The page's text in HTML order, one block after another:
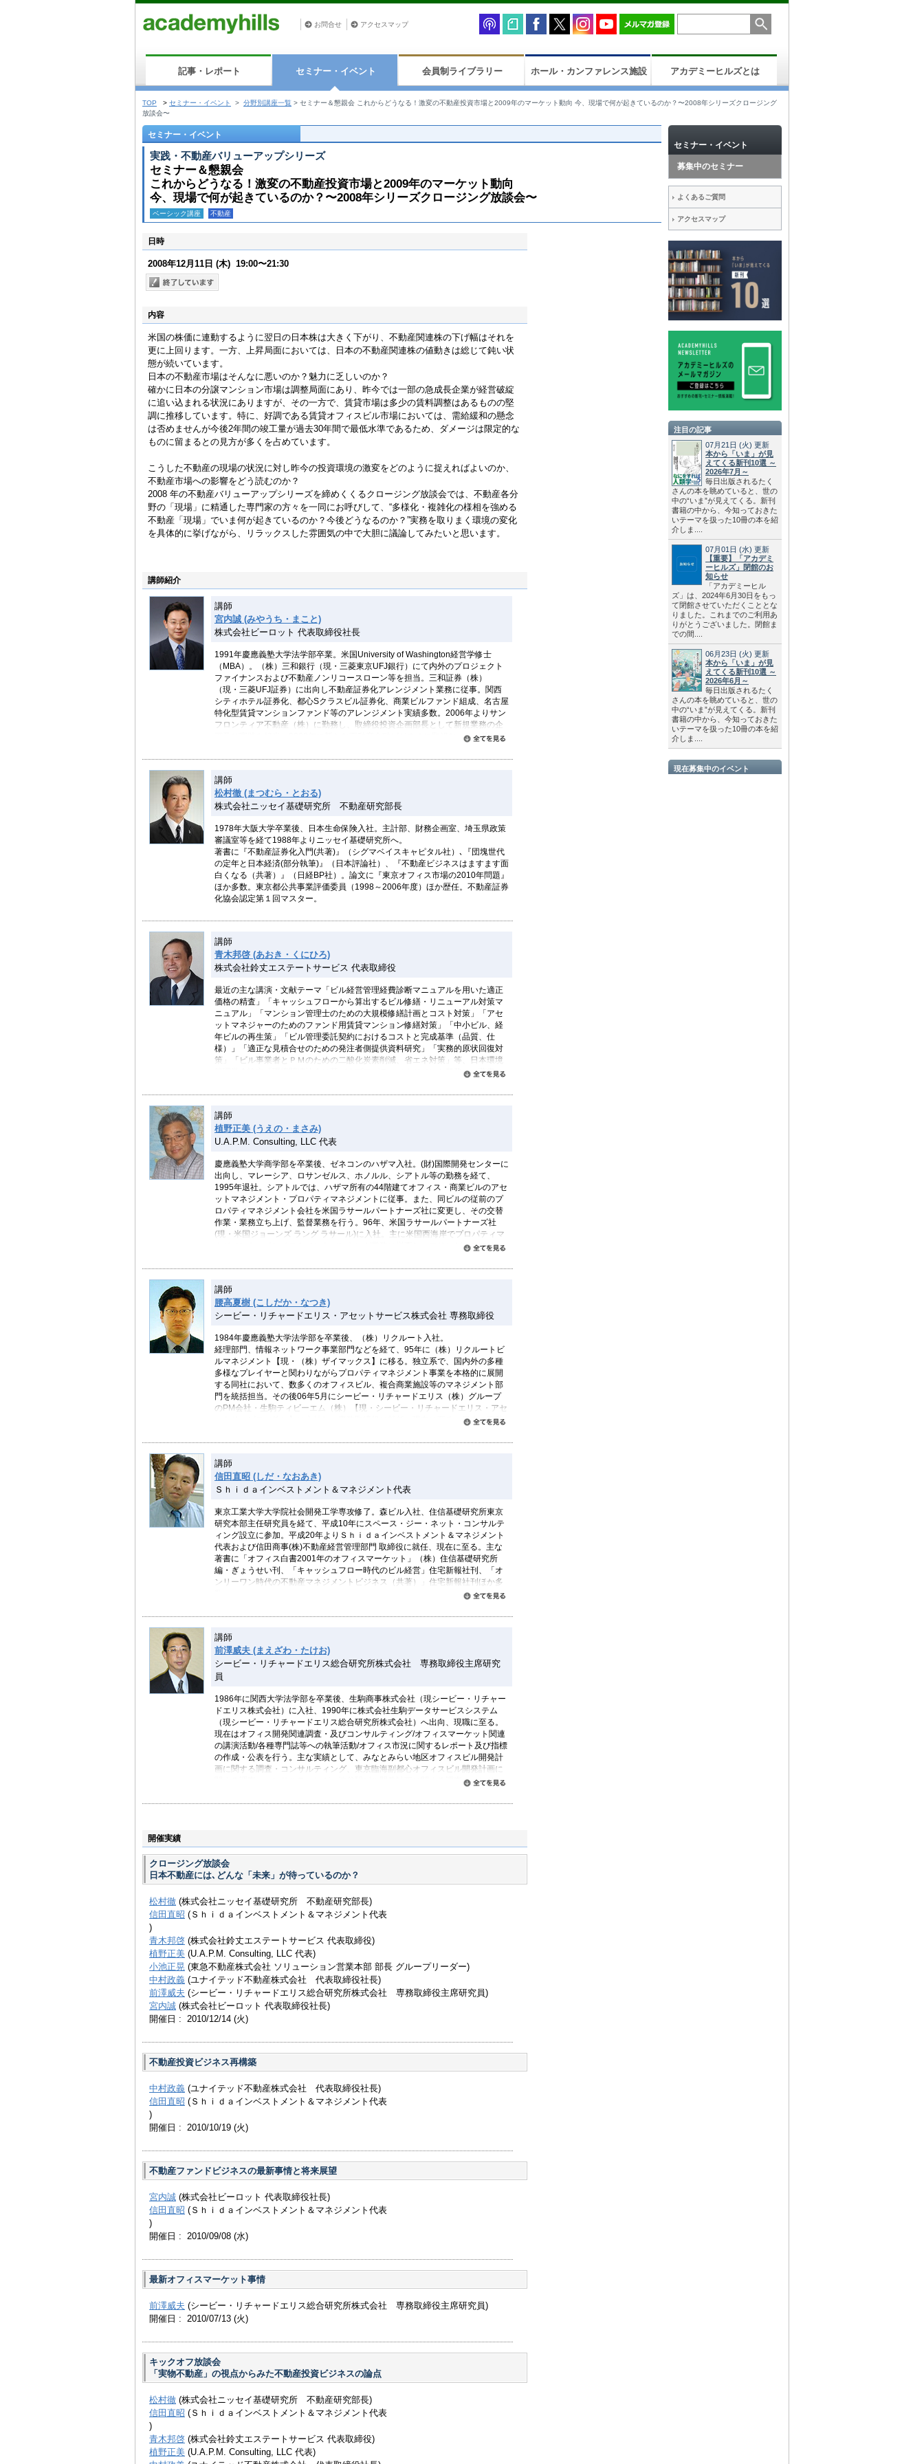
お問合せ アクセスマップ
記事・レポート セミナー・イベント 会員制ライブラリー ホール・カンファレンス施設 アカデミーヒルズとは
TOP > セミナー・イベント > 分野別講座一覧 > セミナー＆懇親会 これからどうなる！激変の不動産投資市場と2009年のマーケット動向 今、現場で何が起きているのか？〜2008年シリーズクロージング
放談会〜
セミナー・イベント
実践・不動産バリューアップシリーズ
セミナー＆懇親会
これからどうなる！激変の不動産投資市場と2009年のマーケット動向
今、現場で何が起きているのか？〜2008年シリーズクロージング放談会〜
ベーシック講座 不動産
日時
2008年12月11日 (木) 19:00〜21:30
内容
米国の株価に連動するように翌日の日本株は大きく下がり、不動産関連株の下げ幅はそれを
更に上回ります。一方、上昇局面においては、日本の不動産関連株の値動きは総じて鈍い状
態が続いています。
日本の不動産市場はそんなに悪いのか？魅力に乏しいのか？
確かに日本の分譲マンション市場は調整局面にあり、昨今では一部の急成長企業が経営破綻
に追い込まれる状況にありますが、その一方で、賃貸市場は多少の賃料調整はあるものの堅
調に推移しています。特に、好調である賃貸オフィスビル市場においては、需給緩和の懸念
は否めませんが今後2年間の竣工量が過去30年間で最低水準であるため、ダメージは限定的な
ものに留まるとの見方が多くを占めています。
こうした不動産の現場の状況に対し昨今の投資環境の激変をどのように捉えればよいのか、
不動産市場への影響をどう読むのか？
2008 年の不動産バリューアップシリーズを締めくくるクロージング放談会では、不動産各分
野の「現場」に精通した専門家の方々を一同にお呼びして、“多様化・複雑化の様相を強める
不動産「現場」でいま何が起きているのか？今後どうなるのか？”実務を取りまく環境の変化
を具体的に挙げながら、リラックスした雰囲気の中で大胆に議論してみたいと思います。
講師紹介
講師
宮内誠 (みやうち・まこと)
株式会社ビーロット 代表取締役社長
1991年慶應義塾大学法学部卒業。米国University of Washington経営学修士
（MBA）。（株）三和銀行（現・三菱東京UFJ銀行）にて内外のプロジェクト
ファイナンスおよび不動産ノンリコースローン等を担当。三和証券（株）
（現・三菱UFJ証券）に出向し不動産証券化アレンジメント業務に従事。関西
シティホテル証券化、都心Sクラスビル証券化、商業ビルファンド組成、名古屋
特化型賃貸マンションファンド等のアレンジメント実績多数。2006年よりサン
フロンティア不動産（株）に勤務し、取締役投資企画部長として新規業務の企
画及び実践を担当。2008年に新たな不動産金融ビジネスに取組むべく（株）ビ
講師
松村徹 (まつむら・とおる)
株式会社ニッセイ基礎研究所 不動産研究部長
1978年大阪大学卒業後、日本生命保険入社。主計部、財務企画室、埼玉県政策
審議室等を経て1988年よりニッセイ基礎研究所へ。
著書に『不動産証券化入門(共著)』（シグマベイスキャピタル社）､『団塊世代
の定年と日本経済(部分執筆)』（日本評論社）、『不動産ビジネスはますます面
白くなる（共著）』（日経BP社）。論文に『東京オフィス市場の2010年問題』
ほか多数。東京都公共事業評価委員（1998～2006年度）ほか歴任。不動産証券
化協会認定第１回マスター。
講師
青木邦啓 (あおき・くにひろ)
株式会社鈴丈エステートサービス 代表取締役
最近の主な講演・文献テーマ「ビル経営管理経費診断マニュアルを用いた適正
価格の精査」「キャッシュフローから算出するビル修繕・リニューアル対策マ
ニュアル」「マンション管理士のための大規模修繕計画とコスト対策」「アセ
ットマネジャーのためのファンド用賃貸マンション修繕対策」「中小ビル、経
年ビルの再生策」「ビル管理委託契約におけるコストと完成基準（品質、仕
様）」「適正な見積合せのための発注者側提供資料研究」「実務的原状回復対
策」「ビル事業者とＰＭのための二酸化炭素削減、省エネ対策」等、日本環境
管理学会論文「環境関連法令に基づくプロパティマネジメント業務」。著書に
実務資料」（綜合ユニコム）、「デフレ克服のキャッシュフロー管理」（共同
どがある。
講師
植野正美 (うえの・まさみ)
U.A.P.M. Consulting, LLC 代表
慶應義塾大学商学部を卒業後、ゼネコンのハザマ入社。(財)国際開発センターに
出向し、マレーシア、ロサンゼルス、ホノルル、シアトル等の勤務を経て、
1995年退社。シアトルでは、ハザマ所有の44階建てオフィス・商業ビルのアセ
ットマネジメント・プロパティマネジメントに従事。また、同ビルの従前のプ
ロパティマネジメント会社を米国ラサールパートナーズ社に変更し、その交替
作業・業務立ち上げ、監督業務を行う。96年、米国ラサールパートナーズ社
(現・米国ジョーンズ ラング ラサール)に入社。主に米国西海岸でプロパティマ
ネジメント、インベストメントバンキング業務に従事し、ロサンゼルスでは、
し、独立。シアトル在住だが、現在は、不動産マネジメントのコンサルティン
ト綜合ユニコム刊）にて連載（2004～2006年）『アメリカビル物語』（綜合ユ
ニコム）2007年3月刊行
U.A.P.M. Consulting, LLC 業務案内
講師
腰高夏樹 (こしだか・なつき)
シービー・リチャードエリス・アセットサービス株式会社 専務取締役
1984年慶應義塾大学法学部を卒業後、（株）リクルート入社。
経理部門、情報ネットワーク事業部門などを経て、95年に（株）リクルートビ
ルマネジメント【現・（株）ザイマックス】に移る。独立系で、国内外の多種
多様なプレイヤーと関わりながらプロパティマネジメント事業を本格的に展開
する同社において、数多くのオフィスビル、複合商業施設等のマネジメント部
門を統括担当。その後06年5月にシービー・リチャードエリス（株）グループ
のPM会社・生駒ティビーエム（株）【現・シービー・リチャードエリス・アセ
ットサービス（株）】に入社し、専務取締役に就任、現在に至る。日本の不動
05年4月「不動産ビジネスのカタカナ語」（丸善）共著。
講師
信田直昭 (しだ・なおあき)
Ｓｈｉｄａインベストメント＆マネジメント代表
東京工業大学大学院社会開発工学専攻修了。森ビル入社、住信基礎研究所東京
研究本部主任研究員を経て、平成10年にスペース・ジー・ネット・コンサルテ
ィング設立に参加。平成20年よりＳｈｉｄａインベストメント＆マネジメント
代表および信田商事(株)不動産経営管理部門 取締役に就任、現在に至る。主な
著書に「オフィス白書2001年のオフィスマーケット」（株）住信基礎研究所
編・ぎょうせい刊、「キャッシュフロー時代のビル経営」住宅新報社刊、「オ
ンリーワン時代の不動産マネジメントビジネス（共著）」住宅新報社刊ほか多
講師
前澤威夫 (まえざわ・たけお)
シービー・リチャードエリス総合研究所株式会社 専務取締役主席研究
員
1986年に関西大学法学部を卒業後、生駒商事株式会社（現シービー・リチャー
ドエリス株式会社）に入社、1990年に株式会社生駒データサービスシステム
（現シービー・リチャードエリス総合研究所株式会社）へ出向、現職に至る。
現在はオフィス開発関連調査・及びコンサルティング/オフィスマーケット関連
の講演活動/各種専門誌等への執筆活動/オフィス市況に関するレポート及び指標
の作成・公表を行う。主な実績として、みなとみらい地区オフィスビル開発計
画に関する調査・コンサルティング、東京臨海副都心オフィスビル開発計画に
関する調査・コンサルティング、渋谷駅ビル開発計画に関する調査・コンサル
研究所株式会社にて発刊）等
開催実績
クロージング放談会
日本不動産には､どんな「未来」が待っているのか？
松村徹 (株式会社ニッセイ基礎研究所 不動産研究部長)
信田直昭 (Ｓｈｉｄａインベストメント＆マネジメント代表
)
青木邦啓 (株式会社鈴丈エステートサービス 代表取締役)
植野正美 (U.A.P.M. Consulting, LLC 代表)
小池正晃 (東急不動産株式会社 ソリューション営業本部 部長 グループリーダー)
中村政義 (ユナイテッド不動産株式会社 代表取締役社長)
前澤威夫 (シービー・リチャードエリス総合研究所株式会社 専務取締役主席研究員)
宮内誠 (株式会社ビーロット 代表取締役社長)
開催日 : 2010/12/14 (火)
不動産投資ビジネス再構築
中村政義 (ユナイテッド不動産株式会社 代表取締役社長)
信田直昭 (Ｓｈｉｄａインベストメント＆マネジメント代表
)
開催日 : 2010/10/19 (火)
不動産ファンドビジネスの最新事情と将来展望
宮内誠 (株式会社ビーロット 代表取締役社長)
信田直昭 (Ｓｈｉｄａインベストメント＆マネジメント代表
)
開催日 : 2010/09/08 (水)
最新オフィスマーケット事情
前澤威夫 (シービー・リチャードエリス総合研究所株式会社 専務取締役主席研究員)
開催日 : 2010/07/13 (火)
キックオフ放談会
「実物不動産」の視点からみた不動産投資ビジネスの論点
松村徹 (株式会社ニッセイ基礎研究所 不動産研究部長)
信田直昭 (Ｓｈｉｄａインベストメント＆マネジメント代表
)
青木邦啓 (株式会社鈴丈エステートサービス 代表取締役)
植野正美 (U.A.P.M. Consulting, LLC 代表)
セミナー・イベント
募集中のセミナー
よくあるご質問
アクセスマップ
注目の記事
07月21日 (火) 更新
本から「いま」が見
えてくる新刊10選 ～
2026年7月～
毎日出版されるたく
さんの本を眺めていると、世の
中の“いま”が見えてくる。新刊
書籍の中から、今知っておきた
いテーマを扱った10冊の本を紹
介しま....
07月01日 (水) 更新
【重要】「アカデミ
ーヒルズ」閉館のお
知らせ
「アカデミーヒル
ズ」は、2024年6月30日をもっ
て閉館させていただくこととな
りました。これまでのご利用あ
りがとうございました。閉館ま
での間....
06月23日 (火) 更新
本から「いま」が見
えてくる新刊10選 ～
2026年6月～
毎日出版されるたく
さんの本を眺めていると、世の
中の“いま”が見えてくる。新刊
書籍の中から、今知っておきた
いテーマを扱った10冊の本を紹
介しま....
現在募集中のイベント